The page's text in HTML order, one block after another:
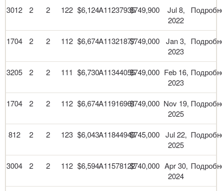
3012 2 2 122 $6,124A11237935$749,900
Jul 8,
2022
1704 2 2 112 $6,674A11321877$749,000
Jan 3,
2023
3205 2 2 111 $6,730A11344055$749,000 Feb 16,
2023
1704 2 2 112 $6,674A11916961$749,000 Nov 19,
2025
812 2 2 123 $6,043A11844943$745,000 Jul 22,
2025
3004 2 2 112 $6,594A11578122$740,000 Apr 30,
2024